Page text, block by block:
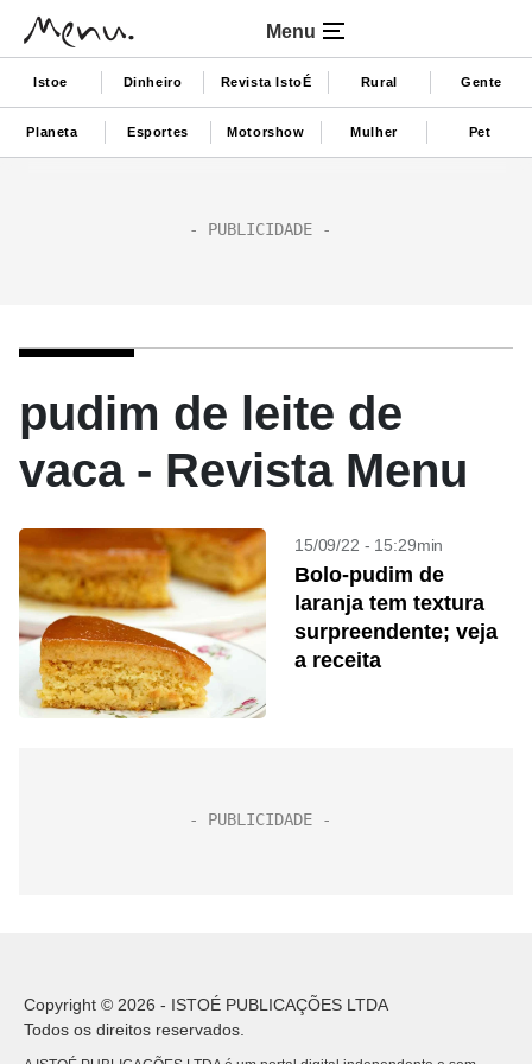
Menu
Istoe Dinheiro Revista IstoÉ Rural Gente
Planeta Esportes Motorshow Mulher Pet
pudim de leite de
vaca - Revista Menu
15/09/22 - 15:29min
Bolo-pudim de
laranja tem textura
surpreendente; veja
a receita
Copyright © 2026 - ISTOÉ PUBLICAÇÕES LTDA
Todos os direitos reservados.